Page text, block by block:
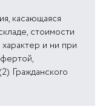
касающаяся
стоимости
и ни при
Гражданского